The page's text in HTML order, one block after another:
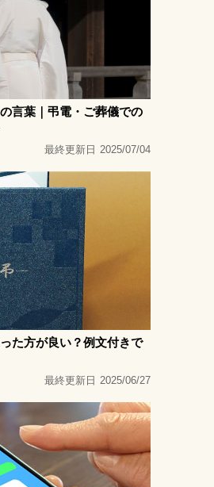
言葉｜弔電・ご葬儀での
最終更新日 2025/07/04
た方が良い？例文付きで
最終更新日 2025/06/27